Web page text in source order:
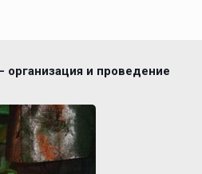
организация и проведение